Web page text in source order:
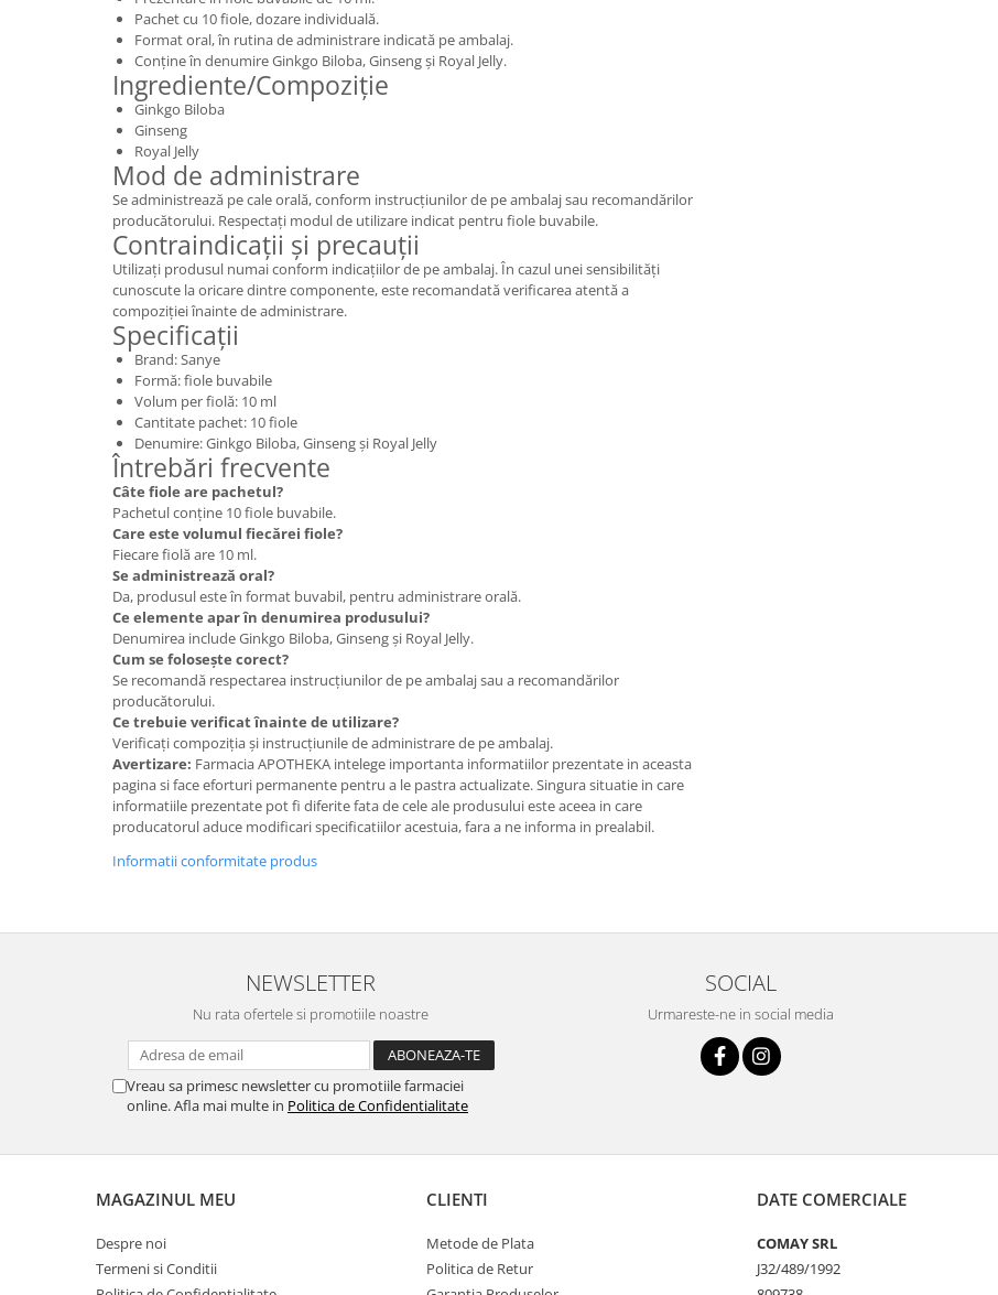
Pachet cu 10 fiole, dozare individuală.
Format oral, în rutina de administrare indicată pe ambalaj.
Conține în denumire Ginkgo Biloba, Ginseng și Royal Jelly.
Ingrediente/Compoziție
Ginkgo Biloba
Ginseng
Royal Jelly
Mod de administrare
Se administrează pe cale orală, conform instrucțiunilor de pe ambalaj sau recomandărilor
producătorului. Respectați modul de utilizare indicat pentru fiole buvabile.
Contraindicații și precauții
Utilizați produsul numai conform indicațiilor de pe ambalaj. În cazul unei sensibilități
cunoscute la oricare dintre componente, este recomandată verificarea atentă a
compoziției înainte de administrare.
Specificații
Brand: Sanye
Formă: fiole buvabile
Volum per fiolă: 10 ml
Cantitate pachet: 10 fiole
Denumire: Ginkgo Biloba, Ginseng și Royal Jelly
Întrebări frecvente
Câte fiole are pachetul?
Pachetul conține 10 fiole buvabile.
Care este volumul fiecărei fiole?
Fiecare fiolă are 10 ml.
Se administrează oral?
Da, produsul este în format buvabil, pentru administrare orală.
Ce elemente apar în denumirea produsului?
Denumirea include Ginkgo Biloba, Ginseng și Royal Jelly.
Cum se folosește corect?
Se recomandă respectarea instrucțiunilor de pe ambalaj sau a recomandărilor
producătorului.
Ce trebuie verificat înainte de utilizare?
Verificați compoziția și instrucțiunile de administrare de pe ambalaj.
Avertizare: Farmacia APOTHEKA intelege importanta informatiilor prezentate in aceasta
pagina si face eforturi permanente pentru a le pastra actualizate. Singura situatie in care
informatiile prezentate pot fi diferite fata de cele ale produsului este aceea in care
producatorul aduce modificari specificatiilor acestuia, fara a ne informa in prealabil.
Informatii conformitate produs
NEWSLETTER
Nu rata ofertele si promotiile noastre
Vreau sa primesc newsletter cu promotiile farmaciei
online. Afla mai multe in Politica de Confidentialitate
SOCIAL
Urmareste-ne in social media
MAGAZINUL MEU
Despre noi
Termeni si Conditii
CLIENTI
Metode de Plata
Politica de Retur
DATE COMERCIALE
COMAY SRL
J32/489/1992